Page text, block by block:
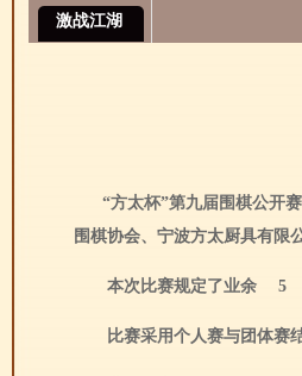
激战江湖
“方太杯”第九届围棋公开
围棋协会、宁波方太厨具有限
本次比赛规定了业余 5
比赛采用个人赛与团体赛